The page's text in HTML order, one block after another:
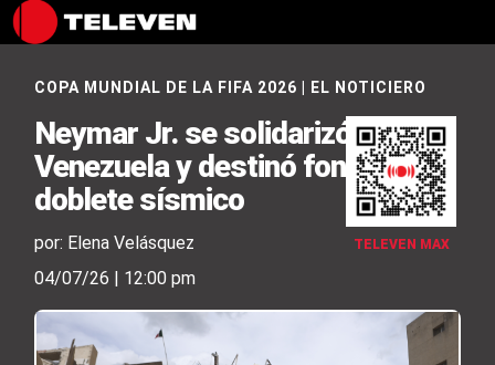
TELEVEN MAX
COPA MUNDIAL DE LA FIFA 2026 EL NOTICIERO
Neymar Jr. se solidarizó con
Venezuela y destinó fondos tras
doblete sísmico
por: Elena Velásquez
04/07/26 | 12:00 pm